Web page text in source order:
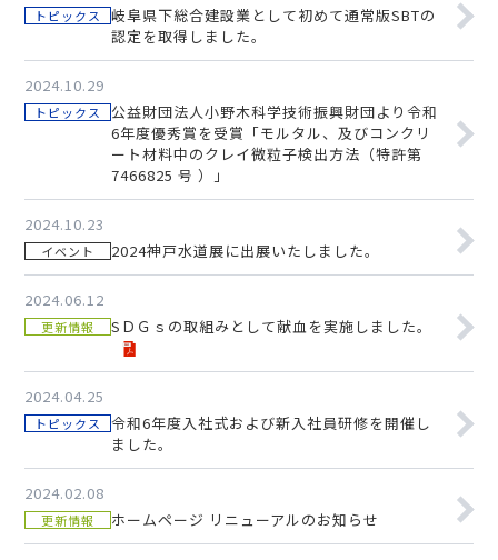
トピックス
岐阜県下総合建設業として初めて通常版SBTの
認定を取得しました。
2024.10.29
トピックス
公益財団法人小野木科学技術振興財団より令和
6年度優秀賞を受賞「モルタル、及びコンクリ
ート材料中のクレイ微粒子検出方法（特許第
7466825 号 ）」
2024.10.23
イベント 2024神戸水道展に出展いたしました。
2024.06.12
更新情報 SＤＧｓの取組みとして献血を実施しました。
2024.04.25
トピックス
令和6年度入社式および新入社員研修を開催し
ました。
2024.02.08
更新情報 ホームページ リニューアルのお知らせ